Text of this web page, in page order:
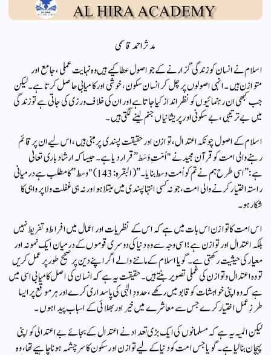
مدثر احمد قاسمی
اسلام نے انسان کو زندگی گزارنے کے جو اصول عطا کیے ہیں وہ نہایت عملی، جامع اور
متوازن ہیں۔ انہی اصولوں پر چل کر انسان سکون، خوشی اور کامیابی حاصل کرتا ہے۔ لیکن
جب کبھی ان رہنمائیوں کو نظر انداز کیا جاتا ہے اور ان کی خلاف ورزی کی جاتی ہے تو زندگی
میں بے ترتیبی، بے سکونی اور پریشانیاں جنم لینے لگتی ہیں۔
اسلام کے اصول چونکہ اعتدال، توازن اور حقیقت پسندی پر مبنی ہیں، اس لیے ان پر قائم
رہنے والی امت کو قرآن مجید نے "اُمّتِ وَسَط” قرار دیا ہے۔ جیسا کہ ارشاد باری تعالیٰ
ہے:”اسی طرح ہم نے تم کو اُمت وسط بنایا۔” (البقرہ: 143) "وسط” کا مطلب ہے درمیانی
راستہ اختیار کرنے والی امت، جو نہ کسی انتہا پسندی میں مبتلا ہو اور نہ ہی غفلت و لاپرواہی کا
شکار ہو۔
اس امت کا توازن اس بات میں ہے کہ اس کے نظریات اور اعمال میں افراط و تفریط نہیں
بلکہ اعتدال اور توازن ہے؛ اسی وجہ سے وہ دنیا کی دوسری قوموں کے درمیان ایک نمونہ اور
معیار کی حیثیت رکھتی ہے۔ گویا اسلام کے ماننے والے اگر اپنے دین پر صحیح طور پر عمل کریں
تو وہ اعتدال و توازن کی عملی تصویر بنتے ہیں۔حقیقت یہ ہے کہ انسان کی اصل کامیابی اسی میں
ہے کہ وہ اپنی خواہشات کو قابو میں رکھے، حدودِ الٰہی کی پاسداری کرے اور ہر موقع پر ایسا
طرزِ عمل اختیار کرے جس سے معاشرے میں خیر اور بھلائی کے اسباب پیدا ہوں۔
لیکن المیہ یہ ہے کہ مسلمانوں کی ایک بڑی تعداد نے اعتدال کے بجائے بے اعتدالی کو اپنی
پہچان بنالیا ہے۔ گویا جس امت کو دنیا کے لیے توازن اور سکون کا سرچشمہ ہونا چاہیے تھا، وہ